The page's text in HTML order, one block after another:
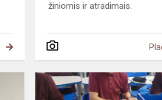
žiniomis ir atradimais.
Dalyvavome
spektaklio